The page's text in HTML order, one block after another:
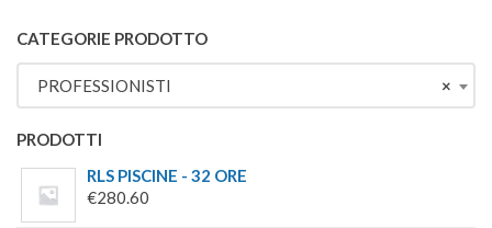
ORIGINALE
ERA:
€244.00.
È:
CATEGORIE PRODOTTO
×
PROFESSIONISTI
PRODOTTI
RLS PISCINE - 32 ORE
€280.60